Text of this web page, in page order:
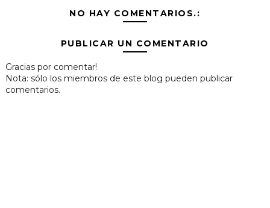
NO HAY COMENTARIOS.:
PUBLICAR UN COMENTARIO
Gracias por comentar!
Nota: sólo los miembros de este blog pueden publicar
comentarios.